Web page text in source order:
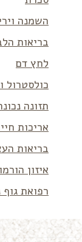
השמנה
בריאות
לחץ דם
כולסטרול
תזונה
אריכות
בריאות
איזון
רפואת